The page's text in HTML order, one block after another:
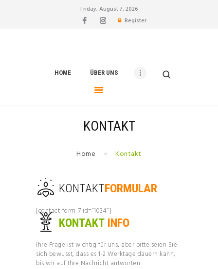
Friday, August 7, 2026
Register
HOME ÜBER UNS
KONTAKT
Home Kontakt
BLOG
KONTAKT
KONTAKTFORMULAR
[contact-form-7 id=“1034″]
KONTAKT INFO
Ihre Frage ist wichtig für uns, aber bitte seien Sie
sich bewusst, dass es 1-2 Werktage dauern kann,
bis wir auf Ihre Nachricht antworten.